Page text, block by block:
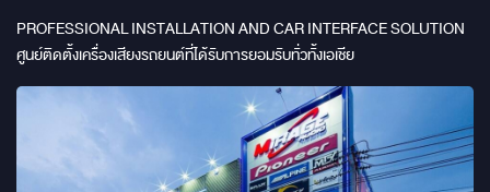
PROFESSIONAL INSTALLATION AND CAR INTERFACE SOLUTION
ศูนย์ติดตั้งเครื่องเสียงรถยนต์ที่ได้รับการยอมรับทั่วทั้งเอเชีย